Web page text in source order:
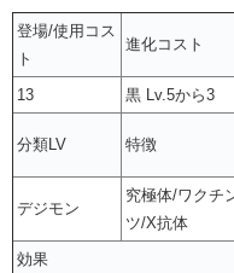
登場/使用コス
ト
進化コスト
13 黒 Lv.5から3
分類LV 特徴
デジモン
究極体/ワクチ
ツ/X抗体
効果